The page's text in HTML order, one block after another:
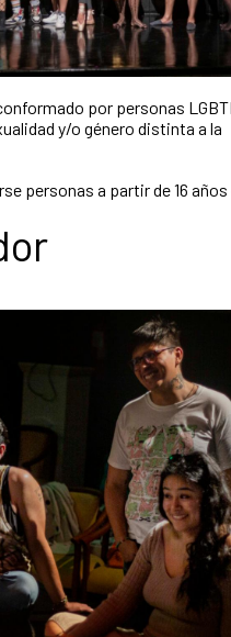
por personas
y/o género distinta a la
personas a partir de 16 años